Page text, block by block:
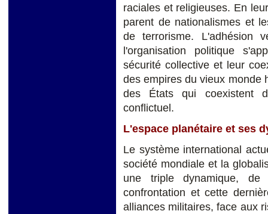
raciales et religieuses. En
parent de nationalismes et
de terrorisme. L'adhésion
l'organisation politique
sécurité collective et leur
des empires du vieux monde
des États qui coexistent
conflictuel.
L'espace planétaire et ses
Le système international
société mondiale et la
une triple dynamique, de
confrontation et cette
alliances militaires, face aux